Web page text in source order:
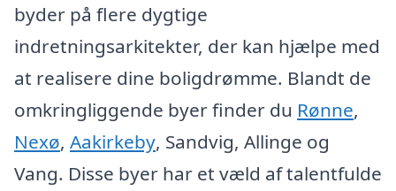
byder på flere dygtige
indretningsarkitekter, der kan hjælpe med
at realisere dine boligdrømme. Blandt de
omkringliggende byer finder du Rønne,
Nexø, Aakirkeby, Sandvig, Allinge og
Vang. Disse byer har et væld af talentfulde